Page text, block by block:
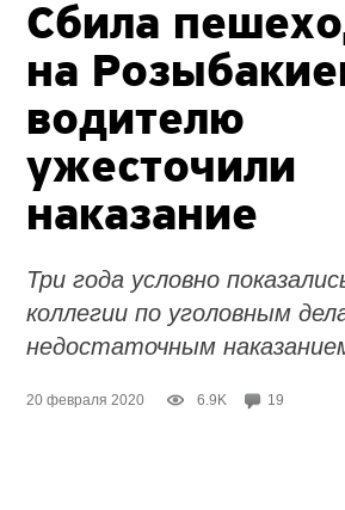
Сбила
на
водителю
ужесточили
наказание
Три года условно
коллегии по уголовным
недостаточным
20 февраля 2020 6.9K 19